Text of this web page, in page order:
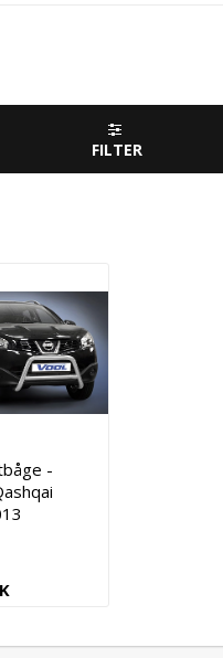
FILTER
-